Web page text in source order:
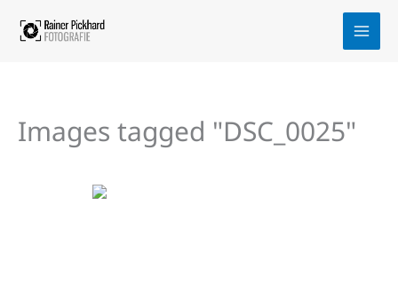
Inhalt
Images tagged "DSC_0025"